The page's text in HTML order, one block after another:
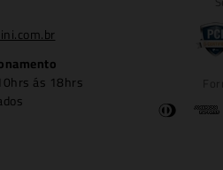
ás 18hrs